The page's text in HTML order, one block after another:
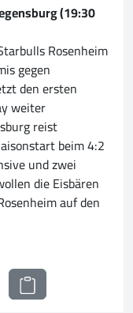
(19:30
Rosenheim
gegen
den ersten
weiter
reist
beim 4:2
und zwei
die Eisbären
auf den